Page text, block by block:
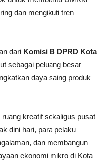
dan mengikuti tren
dari Komisi B DPRD Kota
sebagai peluang besar
daya saing produk
ruang kreatif sekaligus pusat
dini hari, para pelaku
dan membangun
ekonomi mikro di Kota